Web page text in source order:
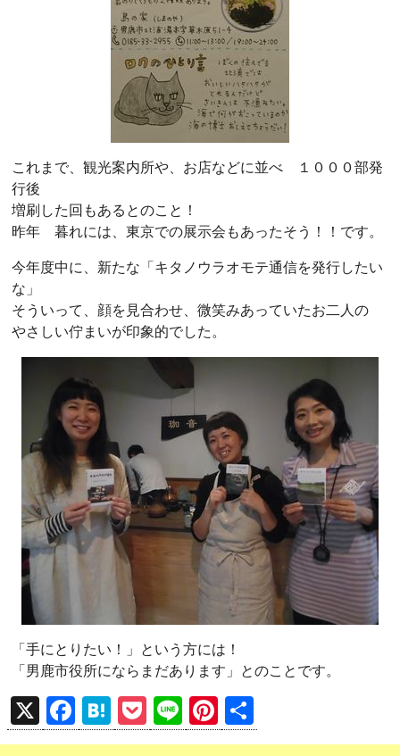
これまで、観光案内所や、お店などに並べ １０００部発
行後
増刷した回もあるとのこと！
昨年 暮れには、東京での展示会もあったそう！！です。
今年度中に、新たな「キタノウラオモテ通信を発行したい
な」
そういって、顔を見合わせ、微笑みあっていたお二人の
やさしい佇まいが印象的でした。
「手にとりたい！」という方には！
「男鹿市役所にならまだあります」とのことです。
X
F
a
H
at
P
o
Li
n
Pi
nt 有